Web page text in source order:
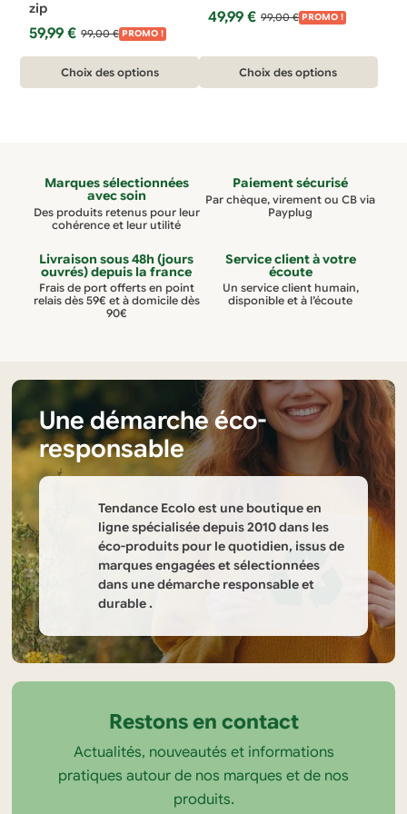
page
produit
la
produit
zip
99,00€
Le
initial
était :
59,99€
Le
actuel
est :
PROMO !
Choix des options
produit
options
peuvent
être
choisies
sur
99,00€
Le
était :
99,00 €.
49,99 €
Le
49,99 €.
PROMO !
Choix des options
produit
options
choisies
sur
produit
Marques sélectionnées
avec soin
Des produits retenus pour leur
cohérence et leur utilité
Paiement sécurisé
Par chèque, virement ou CB via
Payplug
Livraison sous 48h (jours
ouvrés) depuis la france
Frais de port offerts en point
relais dès 59€ et à domicile dès
90€
Service client à votre
écoute
Un service client humain,
disponible et à l’écoute
Informations
sur
boutique
Tendance
Une démarche éco-
responsable
Tendance Ecolo est une boutique en
ligne spécialisée depuis 2010 dans les
éco-produits pour le quotidien, issus de
marques engagées et sélectionnées
dans une démarche responsable et
durable .
Restons en contact
Actualités, nouveautés et informations
pratiques autour de nos marques et de nos
produits.